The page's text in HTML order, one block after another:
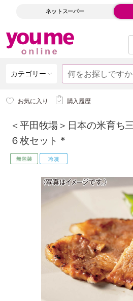
ネットスーパー
カテゴリー
お気に入り 購入履歴
＜平田牧場＞日本の米育ち
６枚セット *